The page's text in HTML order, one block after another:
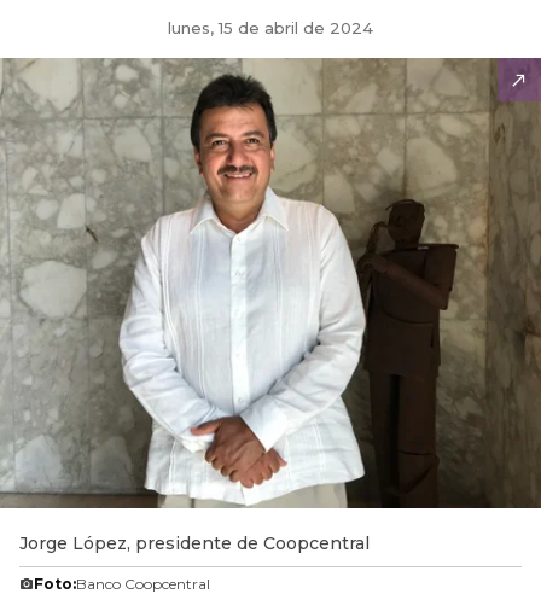
lunes, 15 de abril de 2024
Jorge López, presidente de Coopcentral
Foto:Banco Coopcentral